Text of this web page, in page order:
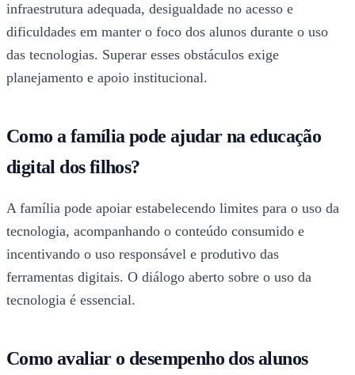
infraestrutura adequada, desigualdade no acesso e
dificuldades em manter o foco dos alunos durante o uso
das tecnologias. Superar esses obstáculos exige
planejamento e apoio institucional.
Como a família pode ajudar na educação
digital dos filhos?
A família pode apoiar estabelecendo limites para o uso da
tecnologia, acompanhando o conteúdo consumido e
incentivando o uso responsável e produtivo das
ferramentas digitais. O diálogo aberto sobre o uso da
tecnologia é essencial.
Como avaliar o desempenho dos alunos